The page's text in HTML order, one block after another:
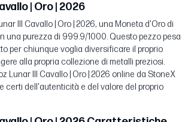
| Oro | 2026
III Cavallo | Oro | 2026, una Moneta d'Oro di
una purezza di 999.9/1000. Questo pezzo pesa
per chiunque voglia diversificare il proprio
alla propria collezione di metalli preziosi.
Lunar III Cavallo | Oro | 2026 online da StoneX
certi dell'autenticità e del valore del proprio